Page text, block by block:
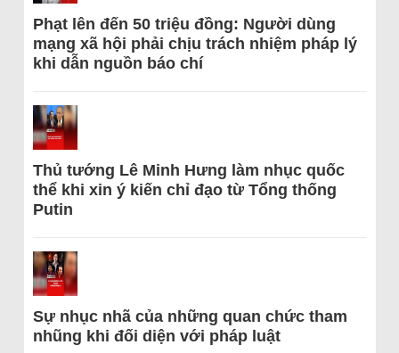
Phạt lên đến 50 triệu đồng: Người dùng
mạng xã hội phải chịu trách nhiệm pháp lý
khi dẫn nguồn báo chí
Thủ tướng Lê Minh Hưng làm nhục quốc
thể khi xin ý kiến chỉ đạo từ Tổng thống
Putin
Sự nhục nhã của những quan chức tham
nhũng khi đối diện với pháp luật